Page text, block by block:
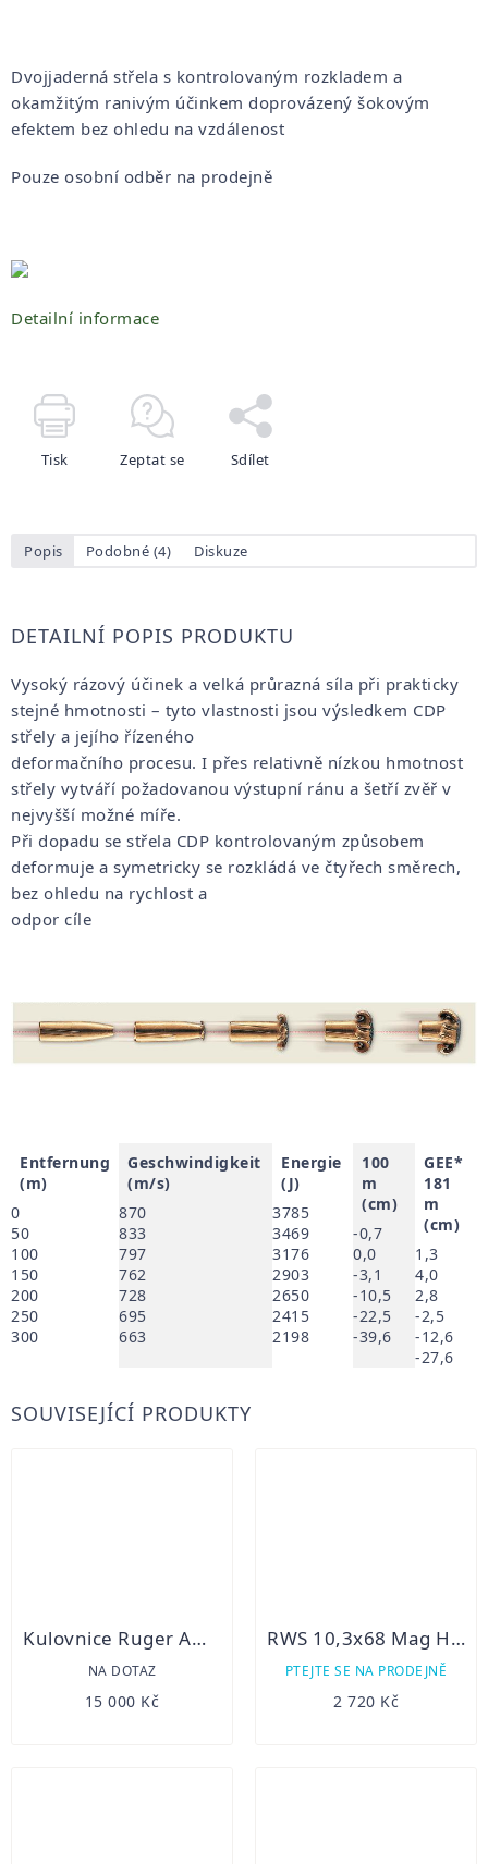
Dvojjaderná střela s kontrolovaným rozkladem a
okamžitým ranivým účinkem doprovázený šokovým
efektem bez ohledu na vzdálenost
Pouze osobní odběr na prodejně
Detailní informace
Tisk Zeptat se Sdílet
Popis Podobné (4) Diskuze
DETAILNÍ POPIS PRODUKTU
Vysoký rázový účinek a velká průrazná síla při prakticky
stejné hmotnosti – tyto vlastnosti jsou výsledkem CDP
střely a jejího řízeného
deformačního procesu. I přes relativně nízkou hmotnost
střely vytváří požadovanou výstupní ránu a šetří zvěř v
nejvyšší možné míře.
Při dopadu se střela CDP kontrolovaným způsobem
deformuje a symetricky se rozkládá ve čtyřech směrech,
bez ohledu na rychlost a
odpor cíle
Entfernung
(m)
0
50
100
150
200
250
300
Geschwindigkeit
(m/s)
870
833
797
762
728
695
663
Energie
(J)
3785
3469
3176
2903
2650
2415
2198
100
m
(cm)
-0,7
0,0
-3,1
-10,5
-22,5
-39,6
GEE*
181
m
(cm)
1,3
4,0
2,8
-2,5
-12,6
-27,6
SOUVISEJÍCÍ PRODUKTY
Kulovnice Ruger American Rifle Standard 30-06 Spr
NA DOTAZ
15 000 Kč
RWS 10,3x68 Mag HIT 13g/ 20ks
PTEJTE SE NA PRODEJNĚ
2 720 Kč